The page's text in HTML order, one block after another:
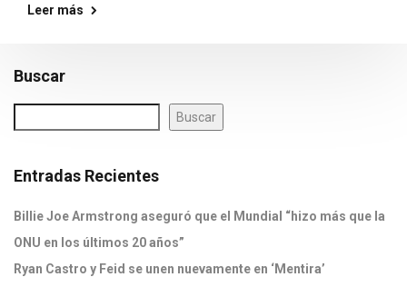
Leer más
Buscar
Buscar
Entradas Recientes
Billie Joe Armstrong aseguró que el Mundial “hizo más que la
ONU en los últimos 20 años”
Ryan Castro y Feid se unen nuevamente en ‘Mentira’